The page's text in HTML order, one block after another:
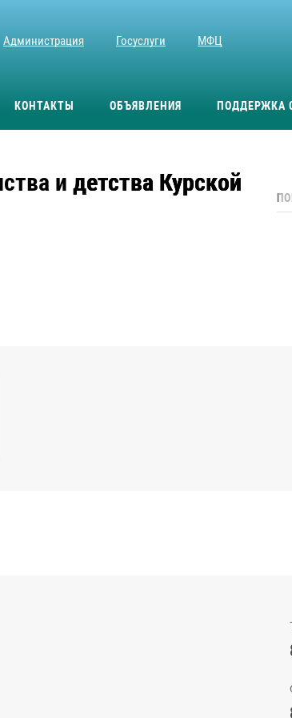
Администрация Госуслуги МФЦ
КОНТАКТЫ ОБЪЯВЛЕНИЯ ПОДДЕРЖКА
и детства Курской